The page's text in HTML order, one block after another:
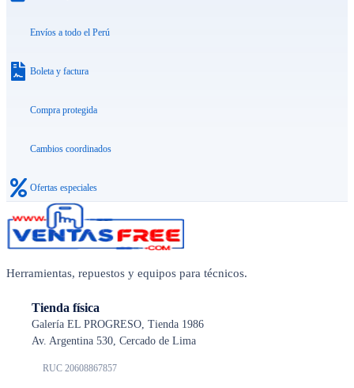
Envíos a todo el Perú
Boleta y factura
Compra protegida
Cambios coordinados
Ofertas especiales
Herramientas, repuestos y equipos para técnicos.
Tienda física
Galería EL PROGRESO, Tienda 1986
Av. Argentina 530, Cercado de Lima
RUC 20608867857